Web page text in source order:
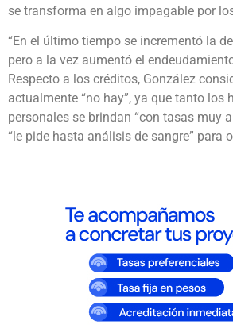
se transforma en algo impagable por
“En el último tiempo se incrementó la
pero a la vez aumentó el
Respecto a los créditos, González
actualmente “no hay”, ya que tanto los
personales se brindan “con tasas muy
“le pide hasta análisis de sangre” para